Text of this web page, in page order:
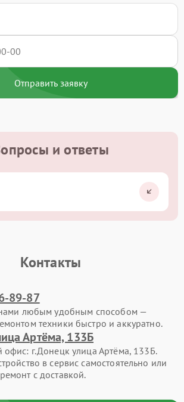
Отправить заявку
и ответы
Контакты
89-87
нами любым удобным способом —
техники быстро и аккуратно.
Артёма, 133Б
офис: г.Донецк улица Артёма, 133Б.
в сервис самостоятельно или
с доставкой.